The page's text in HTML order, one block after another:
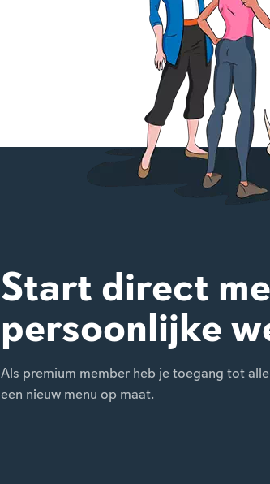
Start direct
persoonlijke
Als premium member heb je toegang tot
een nieuw menu op maat.